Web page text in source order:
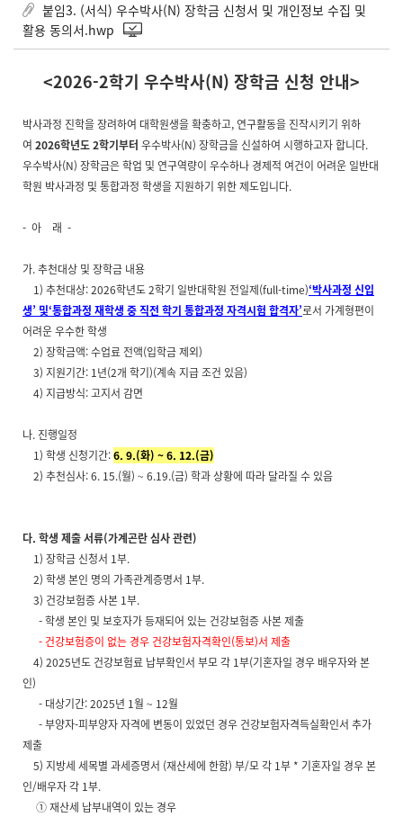
붙임3. (서식) 우수박사(N) 장학금 신청서 및 개인정보 수집 및
활용 동의서.hwp
<2026-2학기 우수박사(N) 장학금 신청 안내>
박사과정 진학을 장려하여 대학원생을 확충하고, 연구활동을 진작시키기 위하
여 2026학년도 2학기부터 우수박사(N) 장학금을 신설하여 시행하고자 합니다.
우수박사(N) 장학금은 학업 및 연구역량이 우수하나 경제적 여건이 어려운 일반대
학원 박사과정 및 통합과정 학생을 지원하기 위한 제도입니다.
- 아 래 -
가. 추천대상 및 장학금 내용
1) 추천대상: 2026학년도 2학기 일반대학원 전일제(full-time)‘박사과정 신입
생’ 및‘통합과정 재학생 중 직전 학기 통합과정 자격시험 합격자’로서 가계형편이
어려운 우수한 학생
2) 장학금액: 수업료 전액(입학금 제외)
3) 지원기간: 1년(2개 학기)(계속 지급 조건 있음)
4) 지급방식: 고지서 감면
나. 진행일정
1) 학생 신청기간:6. 9.(화) ~ 6. 12.(금)
2) 추천심사: 6. 15.(월) ~ 6.19.(금) 학과 상황에 따라 달라질 수 있음
다. 학생 제출 서류(가계곤란 심사 관련)
1) 장학금 신청서 1부.
2) 학생 본인 명의 가족관계증명서 1부.
3) 건강보험증 사본 1부.
- 학생 본인 및 보호자가 등재되어 있는 건강보험증 사본 제출
- 건강보험증이 없는 경우 건강보험자격확인(통보)서 제출
4) 2025년도 건강보험료 납부확인서 부모 각 1부(기혼자일 경우 배우자와 본
인)
- 대상기간: 2025년 1월 ~ 12월
- 부양자-피부양자 자격에 변동이 있었던 경우 건강보험자격득실확인서 추가
제출
5) 지방세 세목별 과세증명서 (재산세에 한함) 부/모 각 1부 * 기혼자일 경우 본
인/배우자 각 1부.
① 재산세 납부내역이 있는 경우